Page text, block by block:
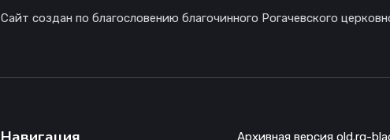
Сайт создан по благословению благочинного Рогачевского
Архивная версия old.rg-